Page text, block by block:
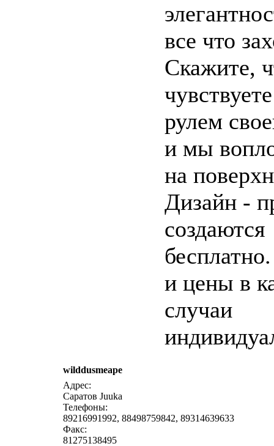
все что
Скажите,
рулем
и мы
на
Дизайн -
создаются
и цены в
случаи
wilddusmeape
Адрес:
Саратов Juuka
Телефоны:
89216991992, 88498759842, 89314639633
Факс:
81275138495